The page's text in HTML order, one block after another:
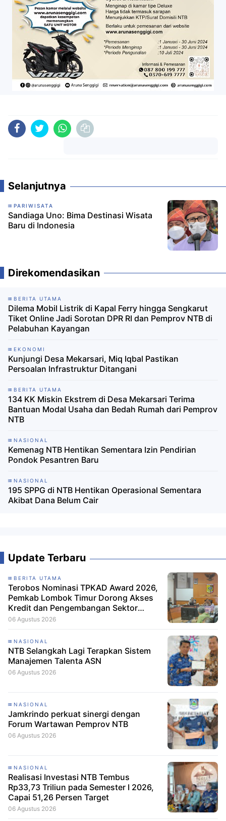
Selanjutnya
PARIWISATA
Sandiaga Uno: Bima Destinasi Wisata
Baru di Indonesia
Direkomendasikan
BERITA UTAMA
Dilema Mobil Listrik di Kapal Ferry hingga Sengkarut
Tiket Online Jadi Sorotan DPR RI dan Pemprov NTB di
Pelabuhan Kayangan
EKONOMI
Kunjungi Desa Mekarsari, Miq Iqbal Pastikan
Persoalan Infrastruktur Ditangani ‎
BERITA UTAMA
134 KK Miskin Ekstrem di Desa Mekarsari Terima
Bantuan Modal Usaha dan Bedah Rumah dari Pemprov
NTB ‎
NASIONAL
Kemenag NTB Hentikan Sementara Izin Pendirian
Pondok Pesantren Baru
NASIONAL
195 SPPG di NTB Hentikan Operasional Sementara
Akibat Dana Belum Cair
Update Terbaru
BERITA UTAMA
Terobos Nominasi TPKAD Award 2026,
Pemkab Lombok Timur Dorong Akses
Kredit dan Pengembangan Sektor
Porang
06 Agustus 2026
NASIONAL
NTB Selangkah Lagi Terapkan Sistem
Manajemen Talenta ASN
06 Agustus 2026
NASIONAL
Jamkrindo perkuat sinergi dengan
Forum Wartawan Pemprov NTB
06 Agustus 2026
NASIONAL
Realisasi Investasi NTB Tembus
Rp33,73 Triliun pada Semester I 2026,
Capai 51,26 Persen Target
06 Agustus 2026